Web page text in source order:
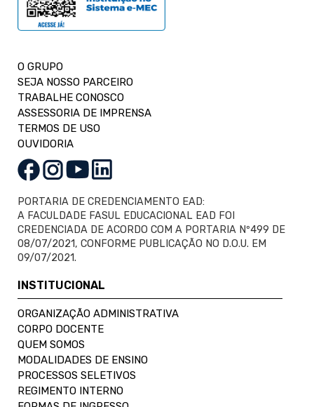
O GRUPO
SEJA NOSSO PARCEIRO
TRABALHE CONOSCO
ASSESSORIA DE IMPRENSA
TERMOS DE USO
OUVIDORIA
PORTARIA DE CREDENCIAMENTO EAD:
A FACULDADE FASUL EDUCACIONAL EAD FOI
CREDENCIADA DE ACORDO COM A PORTARIA Nº499 DE
08/07/2021, CONFORME PUBLICAÇÃO NO D.O.U. EM
09/07/2021.
INSTITUCIONAL
ORGANIZAÇÃO ADMINISTRATIVA
CORPO DOCENTE
QUEM SOMOS
MODALIDADES DE ENSINO
PROCESSOS SELETIVOS
REGIMENTO INTERNO